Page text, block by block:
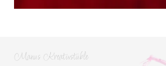
Manus Kreativstüble